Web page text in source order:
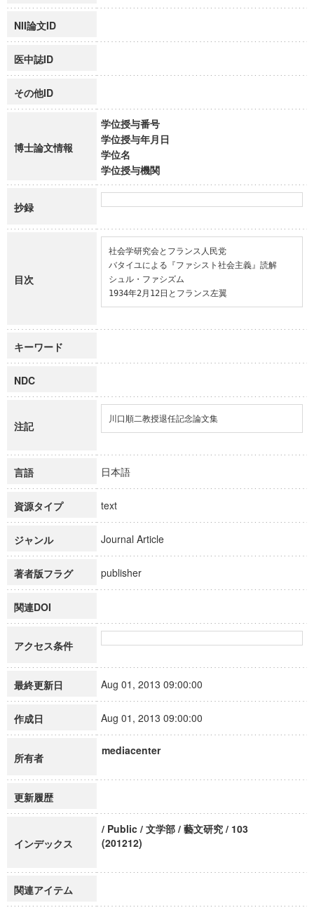
NII論文ID
医中誌ID
その他ID
博士論文情報
学位授与番号
学位授与年月日
学位名
学位授与機関
抄録
目次
社会学研究会とフランス人民党
バタイユによる『ファシスト社会主義』読解
シュル・ファシズム
1934年2月12日とフランス左翼
キーワード
NDC
注記
川口順二教授退任記念論文集
言語 日本語
資源タイプ text
ジャンル Journal Article
著者版フラグ publisher
関連DOI
アクセス条件
最終更新日 Aug 01, 2013 09:00:00
作成日 Aug 01, 2013 09:00:00
所有者
mediacenter
更新履歴
インデックス
/ Public / 文学部 / 藝文研究 / 103
(201212)
関連アイテム